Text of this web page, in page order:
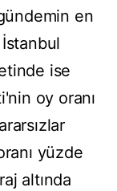
en
ise
oy oranı
yüzde
altında